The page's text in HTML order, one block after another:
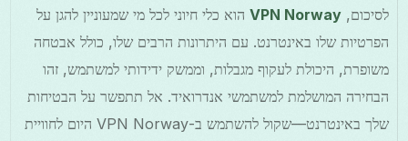
לסיכום,VPN Norway הוא כלי חיוני לכל מי שמעוניין להגן על
הפרטיות שלו באינטרנט. עם היתרונות הרבים שלו, כולל אבטחה
משופרת, היכולת לעקוף מגבלות, וממשק ידידותי למשתמש, זהו
הבחירה המושלמת למשתמשי אנדרואיד. אל תתפשר על הבטיחות
שלך באינטרנט—שקול להשתמש ב-VPN Norway היום לחוויית